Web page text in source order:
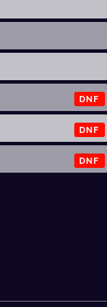
DNF
DNF
DNF